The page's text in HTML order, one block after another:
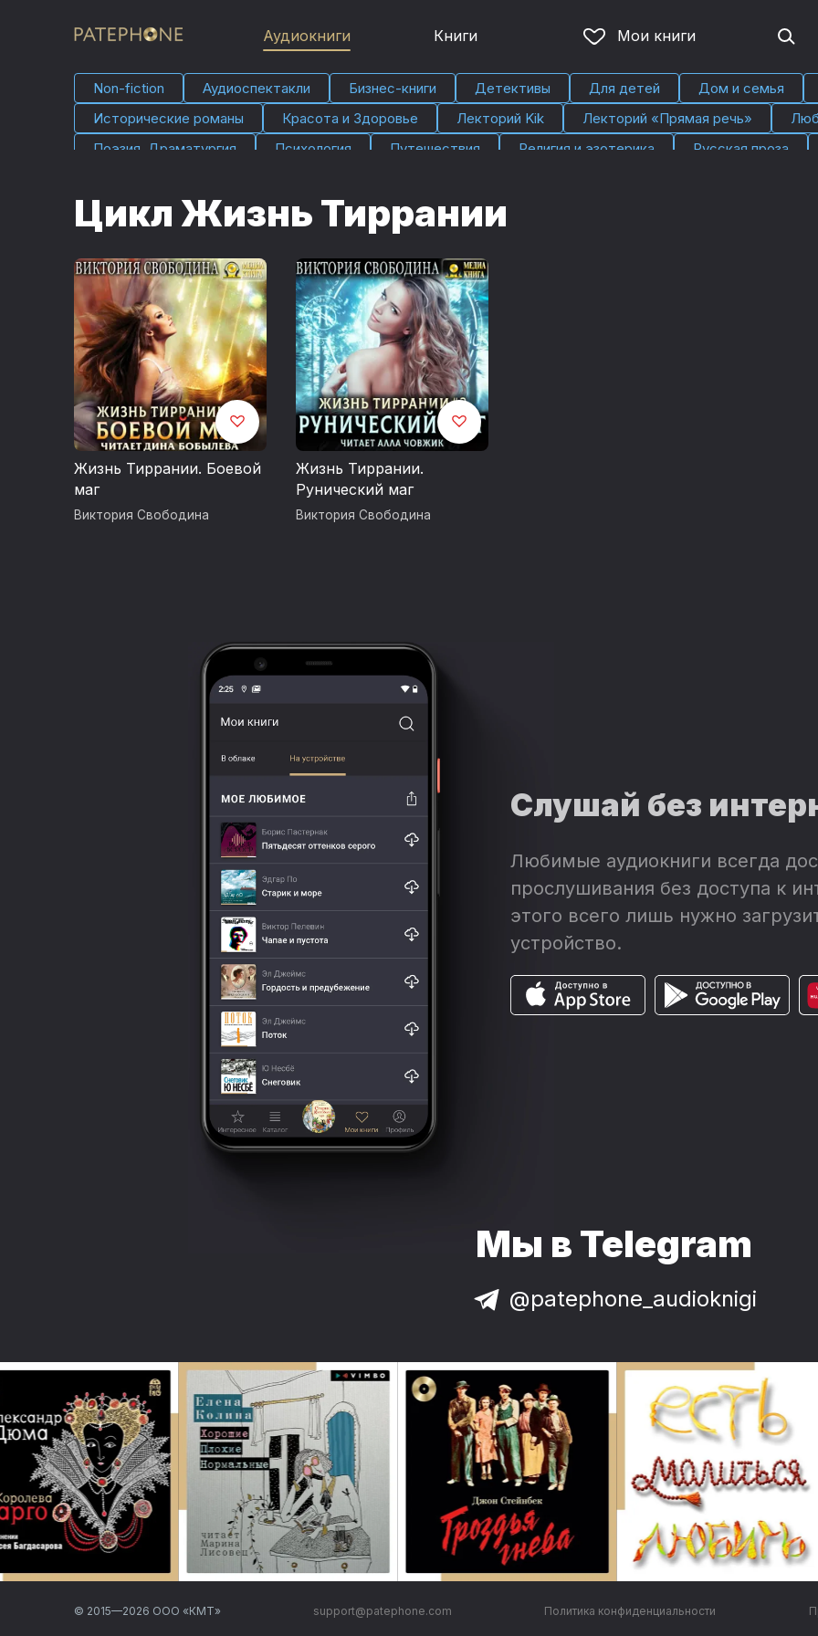
Аудиокниги Книги Мои книги
Non-fiction Аудио­спектакли Бизнес-книги Детективы Для детей
Дом и семья
Исторические романы
Красота и Здоровье Лекторий Kik Лекторий «Прямая речь»
Поэзия, Драматургия
Психология Путешествия Религия и эзотерика
Русская проза
Цикл Жизнь Тиррании
Жизнь Тиррании. Боевой
маг
Виктория Свободина
Жизнь Тиррании.
Рунический маг
Виктория Свободина
Слушай без
Любимые аудиокниги всегда
прослушивания без доступа к
этого всего лишь нужно
устройство.
Мы в Telegram
@patephone_audioknigi
© 2015—2026 ООО «КМТ» support@patephone.com Политика конфиденциальности